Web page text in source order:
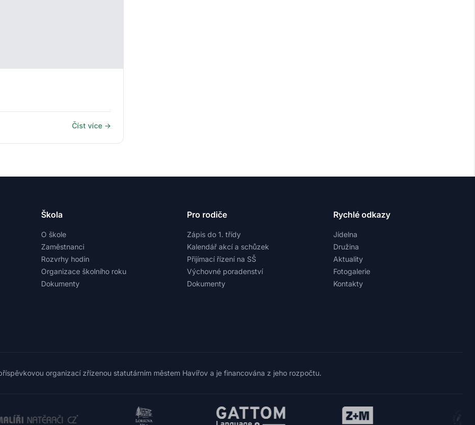
Číst více →
Škola
O škole
Zaměstnanci
Rozvrhy hodin
Organizace školního roku
Dokumenty
Pro rodiče
Zápis do 1. třídy
Kalendář akcí a schůzek
Přijímací řízení na SŠ
Výchovné poradenství
Dokumenty
Rychlé odkazy
Jídelna
Družina
Aktuality
Fotogalerie
Kontakty
organizací zřízenou statutárním městem Havířov a je financována z jeho rozpočtu.